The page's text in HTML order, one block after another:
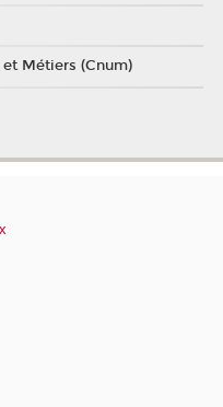
Métiers (Cnum)